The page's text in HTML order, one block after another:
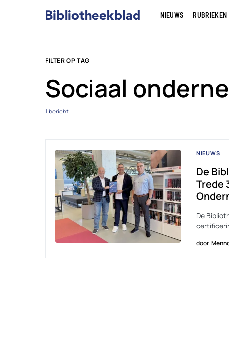
NIEUWS RUBRIEKEN
FILTER OP TAG
Sociaal
1 bericht
NIEUWS
De
Trede
De
door